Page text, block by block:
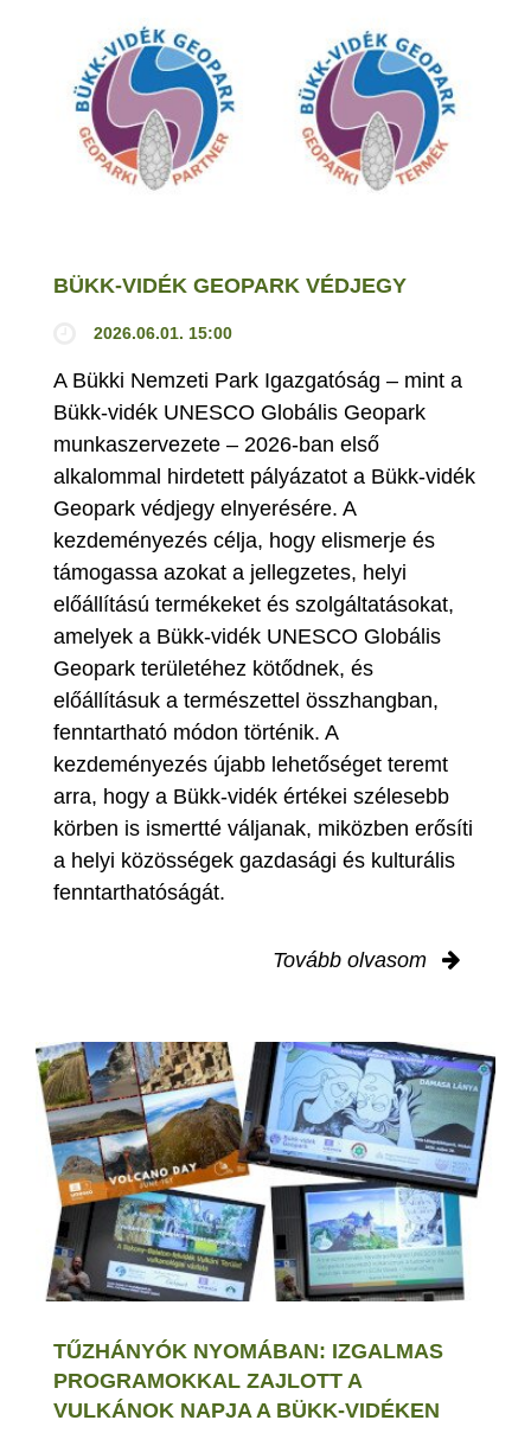
BÜKK-VIDÉK GEOPARK VÉDJEGY
2026.06.01. 15:00
A Bükki Nemzeti Park Igazgatóság – mint a
Bükk-vidék UNESCO Globális Geopark
munkaszervezete – 2026-ban első
alkalommal hirdetett pályázatot a Bükk-vidék
Geopark védjegy elnyerésére. A
kezdeményezés célja, hogy elismerje és
támogassa azokat a jellegzetes, helyi
előállítású termékeket és szolgáltatásokat,
amelyek a Bükk-vidék UNESCO Globális
Geopark területéhez kötődnek, és
előállításuk a természettel összhangban,
fenntartható módon történik. A
kezdeményezés újabb lehetőséget teremt
arra, hogy a Bükk-vidék értékei szélesebb
körben is ismertté váljanak, miközben erősíti
a helyi közösségek gazdasági és kulturális
fenntarthatóságát.
Tovább olvasom
TŰZHÁNYÓK NYOMÁBAN: IZGALMAS
PROGRAMOKKAL ZAJLOTT A
VULKÁNOK NAPJA A BÜKK-VIDÉKEN